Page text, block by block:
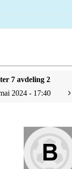
7 avdeling 2
2024 - 17:40